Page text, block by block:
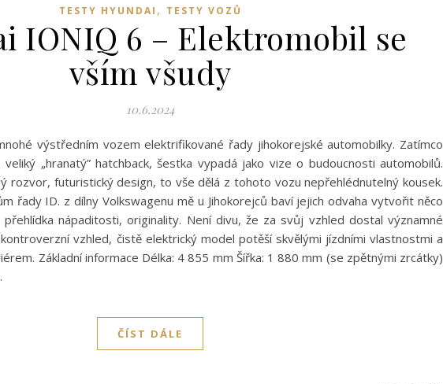
TESTY HYUNDAI , TESTY VOZŮ
IONIQ 6 – Elektromobil se
vším všudy
10.6.2024
výstředním vozem elektrifikované řady jihokorejské automobilky. Zatímco
„hranatý” hatchback, šestka vypadá jako vize o budoucnosti automobilů.
rozvor, futuristický design, to vše dělá z tohoto vozu nepřehlédnutelný kousek.
řady ID. z dílny Volkswagenu mě u Jihokorejců baví jejich odvaha vytvořit něco
nápaditosti, originality. Není divu, že za svůj vzhled dostal významné
vzhled, čistě elektrický model potěší skvělými jízdními vlastnostmi a
Základní informace Délka: 4 855 mm Šířka: 1 880 mm (se zpětnými zrcátky)
ČÍST DÁLE